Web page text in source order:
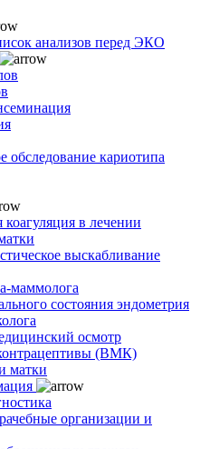
анализов перед ЭКО
обследование кариотипа
в лечении
выскабливание
маммолога
состояния эндометрия
осмотр
(ВМК)
матки
организации и